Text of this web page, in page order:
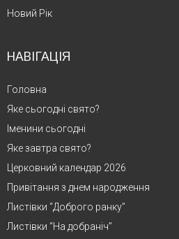
Новий Рік
НАВІГАЦІЯ
Головна
Яке сьогодні свято?
Іменини сьогодні
Яке завтра свято?
Церковний календар 2026
Привітання з днем народження
Листівки “Доброго ранку”
Листівки “На добраніч”